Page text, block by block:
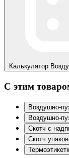
Калькулятор
С этим
Воздушно-
Воздушно-
Скотч с
Скотч